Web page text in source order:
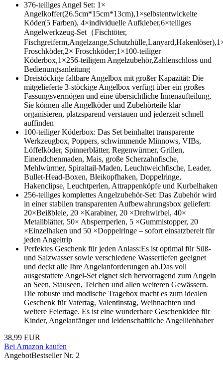
376-teiliges Angel Set: 1×
Angelkoffer(26.5cm*15cm*13cm),1×selbstentwickelte
Köder(5 Farben), 4×individuelle Aufkleber,6×teiliges
Angelwerkzeug-Set（Fischtöter,
Froschköder,2× Froschköder;1×100-teiliger
Köderbox,1×256-teiligem Angelzubehör,Zahlenschloss und
Bedienungsanleitung
Dreistöckige faltbare Angelbox mit großer Kapazität: Die
mitgelieferte 3-stöckige Angelbox verfügt über ein großes
Fassungsvermögen und eine übersichtliche Innenaufteilung.
Sie können alle Angelköder und Zubehörteile klar
organisieren, platzsparend verstauen und jederzeit schnell
auffinden
100-teiliger Köderbox: Das Set beinhaltet transparente
Werkzeugbox, Poppers, schwimmende Minnows, VIBs,
Löffelköder, Spinnerblätter, Regenwürmer, Grillen,
Einendchenmaden, Mais, große Scherzahnfische,
Mehlwürmer, Spiraltail-Maden, Leuchtweichfische, Leader,
Bullet-Head-Boxen, Bleikopfhaken, Doppelringe,
Hakenclipse, Leuchtperlen, Attrappenköpfe und Kurbelhaken
256-teiliges komplettes Angelzubehör-Set: Das Zubehör wird
in einer stabilen transparenten Aufbewahrungsbox geliefert:
20×Beißbleie, 20 ×Karabiner, 20 ×Drehwirbel, 40×
Metallblätter, 50× Absperrperlen, 5 ×Gummistopper, 20
×Einzelhaken und 50 ×Doppelringe – sofort einsatzbereit für
jeden Angeltrip
Perfektes Geschenk für jeden Anlass:Es ist optimal für Süß-
und Salzwasser sowie verschiedene Wassertiefen geeignet
und deckt alle Ihre Angelanforderungen ab.Das voll
ausgestattete Angel-Set eignet sich hervorragend zum Angeln
an Seen, Stauseen, Teichen und allen weiteren Gewässern.
Die robuste und modische Tragebox macht es zum idealen
Geschenk für Vatertag, Valentinstag, Weihnachten und
weitere Feiertage. Es ist eine wunderbare Geschenkidee für
Kinder, Angelanfänger und leidenschaftliche Angelliebhaber
38,99 EUR
Bei Amazon kaufen
AngebotBestseller Nr. 2